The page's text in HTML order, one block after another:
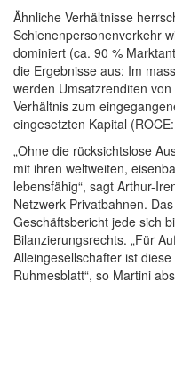
Ähnliche Verhältnisse
Schienenpersonenverkehr
dominiert (ca. 90 %
die Ergebnisse aus: Im
werden Umsatzrenditen
Verhältnis zum
eingesetzten Kapital
„Ohne die rücksichtslose
mit ihren weltweiten,
lebensfähig“, sagt Arthur-
Netzwerk Privatbahnen.
Geschäftsbericht jede sich
Bilanzierungsrechts. „Für
Alleingesellschafter ist
Ruhmesblatt“, so Martini